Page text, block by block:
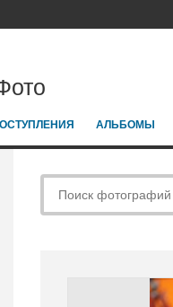
АЛЬБОМЫ